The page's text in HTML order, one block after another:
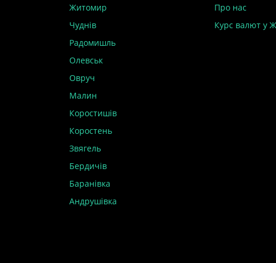
Житомир
Чуднів
Радомишль
Олевськ
Овруч
Малин
Коростишів
Коростень
Звягель
Бердичів
Баранівка
Андрушівка
Про нас
Курс валют у